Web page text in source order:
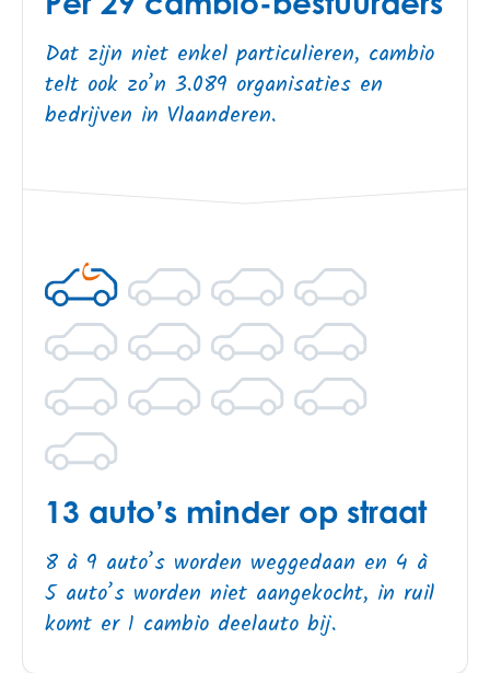
Dat zijn niet enkel particulieren, cambio
telt ook zo’n 3.089 organisaties en
bedrijven in Vlaanderen.
13 auto’s minder op straat
8 à 9 auto’s worden weggedaan en 4 à
5 auto’s worden niet aangekocht, in ruil
komt er 1 cambio deelauto bij.